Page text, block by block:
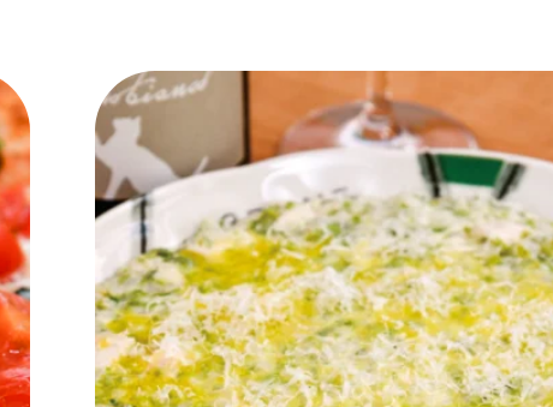
NEW OPEN
CULTURE
関西で開催。おすすめの展覧会
おすすめの映画